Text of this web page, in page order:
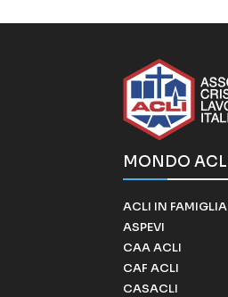
MONDO ACLI
ACLI IN FAMIGLIA
ASPEVI
CAA ACLI
CAF ACLI
CASACLI